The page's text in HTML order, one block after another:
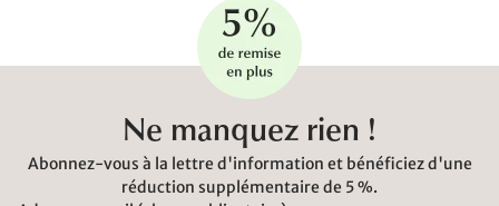
Ne manquez rien !
Abonnez-vous à la lettre d'information et bénéficiez d'une
réduction supplémentaire de 5 %.